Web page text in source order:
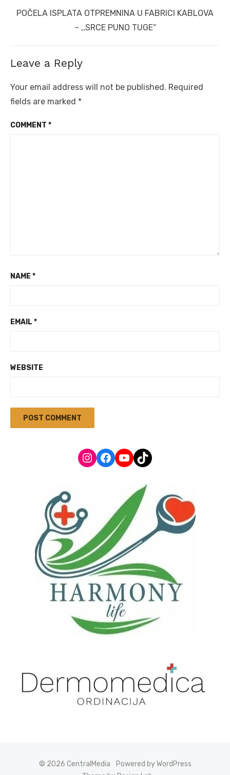
Next
POČELA ISPLATA OTPREMNINA U FABRICI KABLOVA
– ,,SRCE PUNO TUGE“
Leave a Reply
Your email address will not be published. Required
fields are marked *
COMMENT *
NAME *
EMAIL *
WEBSITE
Instagram
Facebook
YouTube
TikTok
© 2026 CentralMedia
Powered by WordPress